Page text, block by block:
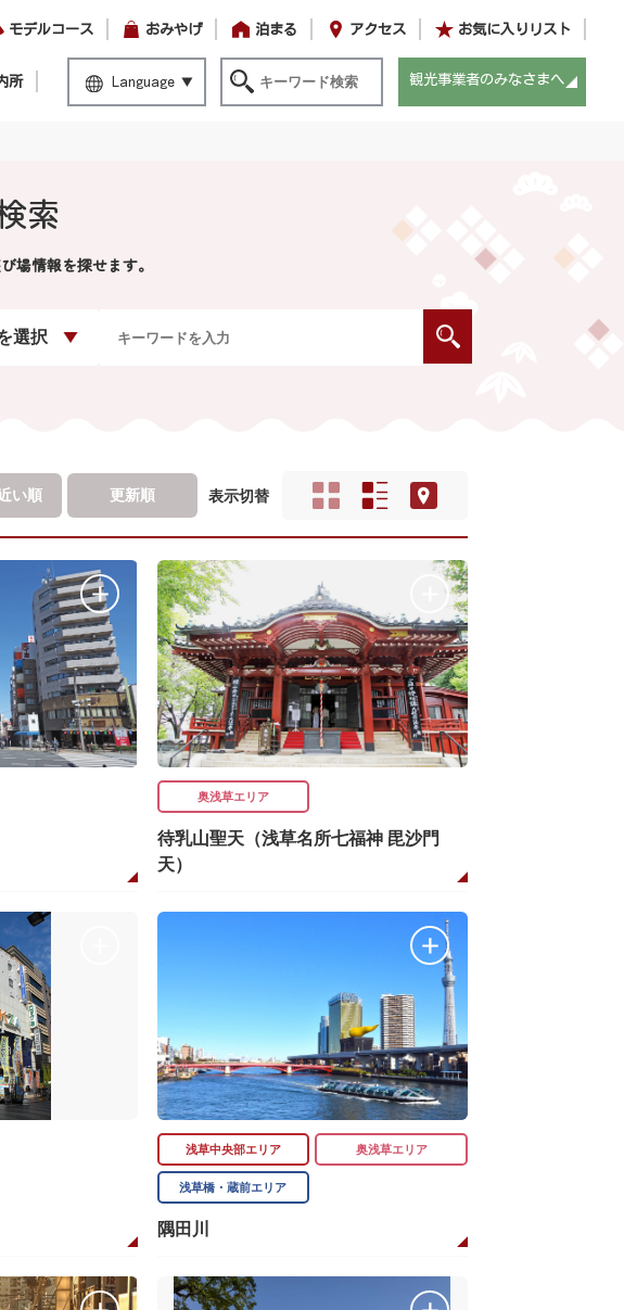
モデルコース おみやげ 泊まる アクセス お気に入りリスト
所 Language 観光事業者のみなさまへ
索
場情報を探せます。
選択
い順 更新順 表示切替
奥浅草エリア
待乳山聖天（浅草名所七福神 毘沙門
天）
浅草中央部エリア 奥浅草エリア
浅草橋・蔵前エリア
隅田川